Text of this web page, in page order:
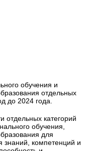
обучения и
отдельных
до 2024 года.
отдельных категорий
обучения,
для
знаний, компетенций и